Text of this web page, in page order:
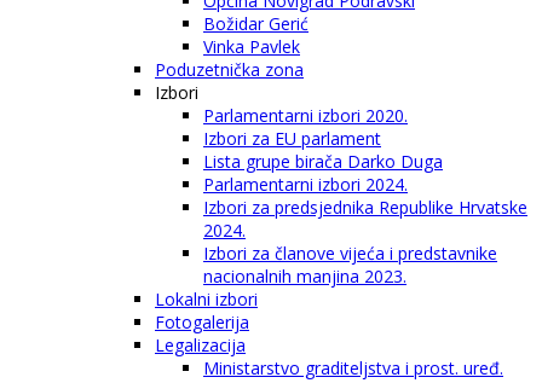
Božidar Gerić
Vinka Pavlek
Poduzetnička zona
Izbori
Parlamentarni izbori 2020.
Izbori za EU parlament
Lista grupe birača Darko Duga
Parlamentarni izbori 2024.
Izbori za predsjednika Republike Hrvatske
2024.
Izbori za članove vijeća i predstavnike
nacionalnih manjina 2023.
Lokalni izbori
Fotogalerija
Legalizacija
Ministarstvo graditeljstva i prost. uređ.